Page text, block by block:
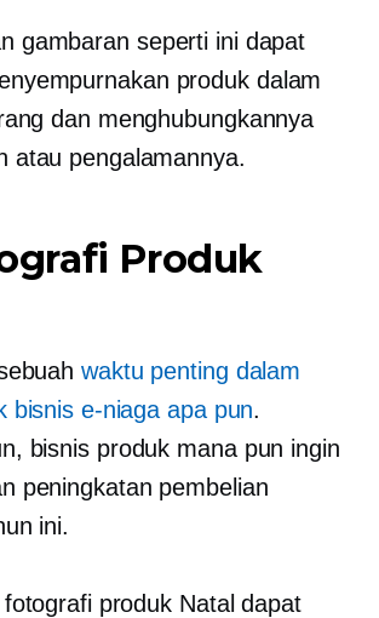
gambaran seperti ini dapat
produk dalam
dan menghubungkannya
atau pengalamannya.
Produk
waktu penting dalam
bisnis e-niaga apa pun.
bisnis produk mana pun ingin
peningkatan pembelian
ini.
produk Natal dapat